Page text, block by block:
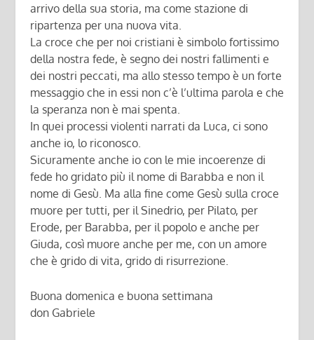
arrivo della sua storia, ma come stazione di
ripartenza per una nuova vita.
La croce che per noi cristiani è simbolo fortissimo
della nostra fede, è segno dei nostri fallimenti e
dei nostri peccati, ma allo stesso tempo è un forte
messaggio che in essi non c’è l’ultima parola e che
la speranza non è mai spenta.
In quei processi violenti narrati da Luca, ci sono
anche io, lo riconosco.
Sicuramente anche io con le mie incoerenze di
fede ho gridato più il nome di Barabba e non il
nome di Gesù. Ma alla fine come Gesù sulla croce
muore per tutti, per il Sinedrio, per Pilato, per
Erode, per Barabba, per il popolo e anche per
Giuda, così muore anche per me, con un amore
che è grido di vita, grido di risurrezione.
Buona domenica e buona settimana
don Gabriele